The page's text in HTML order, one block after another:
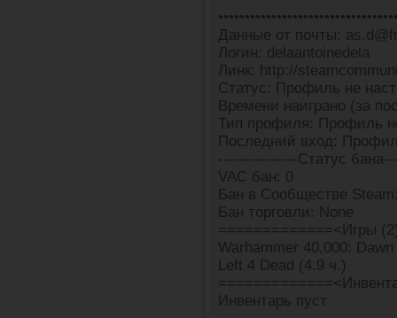
Данные от почты:
Логин: delaantoinedela
Линк: http://
Статус: Профиль не
Времени наиграно (за
Тип профиля: Профиль
Последний вход:
---------------Статус
VAC бан: 0
Бан в Сообществе
Бан торговли: None
=============<Игры
Warhammer 40,000:
Left 4 Dead (4.9 ч.)
Инвентарь пуст